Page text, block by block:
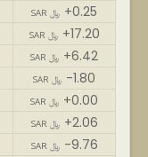
SAR ﷼ +0.25
SAR ﷼ +17.20
SAR ﷼ +6.42
SAR ﷼ -1.80
SAR ﷼ +0.00
SAR ﷼ +2.06
SAR ﷼ -9.76